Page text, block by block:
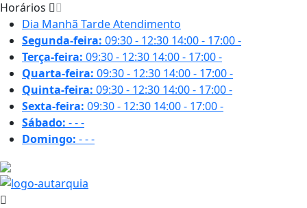
Horários
Dia Manhã TardeAtendimento
Segunda-feira: 09:30 - 12:30 14:00 - 17:00-
Terça-feira: 09:30 - 12:30 14:00 - 17:00-
Quarta-feira: 09:30 - 12:30 14:00 - 17:00-
Quinta-feira: 09:30 - 12:30 14:00 - 17:00-
Sexta-feira: 09:30 - 12:30 14:00 - 17:00-
Sábado: ---
Domingo: ---